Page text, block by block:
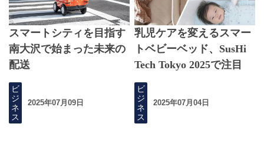
スマートシティを目指す
南大沢で始まった未来の
配送
ビ
ジ
ネ
ス
2025年07月09日
乳児ケアを変えるスマー
トベビーベッド、SusHi
Tech Tokyo 2025で注目
ビ
ジ
ネ
ス
2025年07月04日